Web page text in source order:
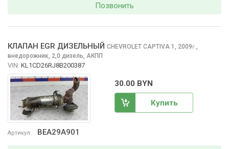
Позвонить
Артикул BEA29A901
КЛАПАН EGR ДИЗЕЛЬНЫЙ CHEVROLET CAPTIVA 1, 2009г.,
внедорожник, 2,0 дизель, АКПП
VIN: KL1CD26RJ8B200387
30.00 BYN
Купить